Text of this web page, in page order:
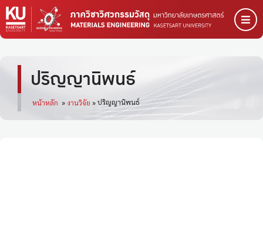
ปริญญานิพนธ์
หน้าหลัก » งานวิจัย »ปริญญานิพนธ์